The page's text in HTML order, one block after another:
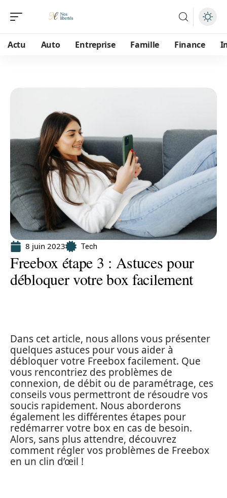
Actu Auto Entreprise Famille Finance
8 juin 2023 Tech
Freebox étape 3 : Astuces pour
débloquer votre box facilement
Dans cet article, nous allons vous présenter
quelques astuces pour vous aider à
débloquer votre Freebox facilement. Que
vous rencontriez des problèmes de
connexion, de débit ou de paramétrage, ces
conseils vous permettront de résoudre vos
soucis rapidement. Nous aborderons
également les différentes étapes pour
redémarrer votre box en cas de besoin.
Alors, sans plus attendre, découvrez
comment régler vos problèmes de Freebox
en un clin d’œil !